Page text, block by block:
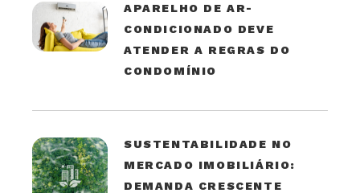
APARELHO DE AR-
CONDICIONADO DEVE
ATENDER A REGRAS DO
CONDOMÍNIO
SUSTENTABILIDADE NO
MERCADO IMOBILIÁRIO:
DEMANDA CRESCENTE